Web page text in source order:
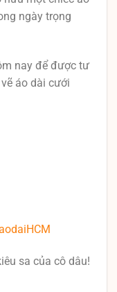
ngày trọng
nay để được tư
áo dài cưới
sa của cô dâu!